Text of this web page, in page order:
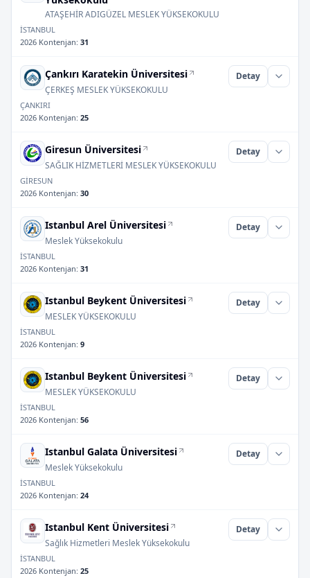
ATAŞEHİR ADIGÜZEL MESLEK YÜKSEKOKULU
İSTANBUL
2026 Kontenjan: 31
Çankırı Karatekin Üniversitesi
ÇERKEŞ MESLEK YÜKSEKOKULU
Detay
ÇANKIRI
2026 Kontenjan: 25
Giresun Üniversitesi
SAĞLIK HİZMETLERİ MESLEK YÜKSEKOKULU
Detay
GİRESUN
2026 Kontenjan: 30
Istanbul Arel Üniversitesi
Meslek Yüksekokulu
Detay
İSTANBUL
2026 Kontenjan: 31
Istanbul Beykent Üniversitesi
MESLEK YÜKSEKOKULU
Detay
İSTANBUL
2026 Kontenjan: 9
Istanbul Beykent Üniversitesi
MESLEK YÜKSEKOKULU
Detay
İSTANBUL
2026 Kontenjan: 56
Istanbul Galata Üniversitesi
Meslek Yüksekokulu
Detay
İSTANBUL
2026 Kontenjan: 24
Istanbul Kent Üniversitesi
Sağlık Hizmetleri Meslek Yüksekokulu
Detay
İSTANBUL
2026 Kontenjan: 25